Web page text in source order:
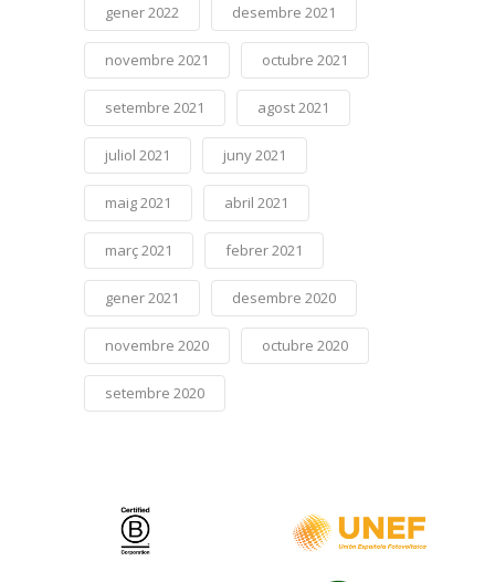
gener 2022 desembre 2021
novembre 2021 octubre 2021
setembre 2021 agost 2021
juliol 2021 juny 2021
maig 2021 abril 2021
març 2021 febrer 2021
gener 2021 desembre 2020
novembre 2020 octubre 2020
setembre 2020